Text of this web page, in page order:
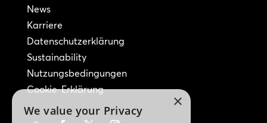
News
Karriere
Datenschutzerklärung
Sustainability
Nutzungsbedingungen
Cookie-Erklärung
×
We value your Privacy